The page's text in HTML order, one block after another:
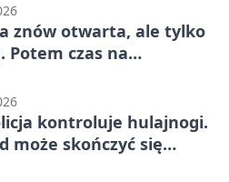
znów otwarta, ale tylko
Potem czas na
kontroluje hulajnogi.
może skończyć się